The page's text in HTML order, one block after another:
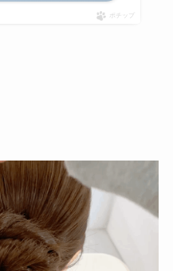
ポチップ